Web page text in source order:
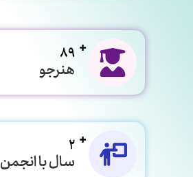
89
هنرجو
2
سال با انجمن